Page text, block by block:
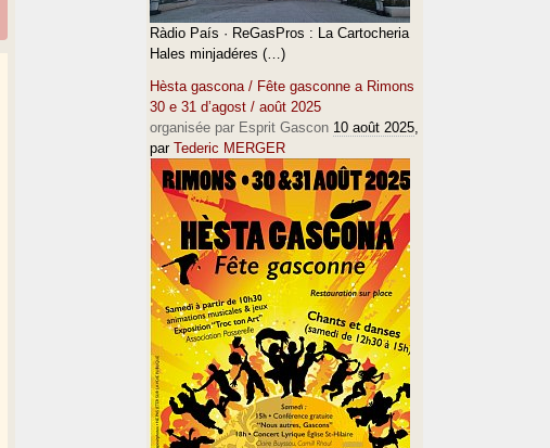
Ràdio País · ReGasPros : La Cartocheria
Hales minjadéres (…)
Hèsta gascona / Fête gasconne a Rimons
30 e 31 d’agost / août 2025
organisée par Esprit Gascon 10 août 2025,
par Tederic MERGER